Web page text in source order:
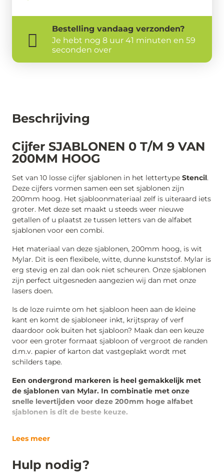
Beschrijving
Cijfer SJABLONEN 0 T/M 9 VAN
200MM HOOG
Set van 10 losse cijfer sjablonen in het lettertype Stencil.
Deze cijfers vormen samen een set sjablonen zijn
200mm hoog. Het sjabloonmateriaal zelf is uiteraard iets
groter. Met deze set maakt u steeds weer nieuwe
getallen of u plaatst ze tussen letters van de alfabet
sjablonen voor een combi.
Het materiaal van deze sjablonen, 200mm hoog, is wit
Mylar. Dit is een flexibele, witte, dunne kunststof. Mylar is
erg stevig en zal dan ook niet scheuren. Onze sjablonen
zijn perfect uitgesneden aangezien wij dan met onze
lasers doen.
Is de loze ruimte om het sjabloon heen aan de kleine
kant en komt de sjabloneer inkt, krijtspray of verf
daardoor ook buiten het sjabloon? Maak dan een keuze
voor een groter formaat sjabloon of vergroot de randen
d.m.v. papier of karton dat vastgeplakt wordt met
schilders tape.
Een ondergrond markeren is heel gemakkelijk met
de sjablonen van Mylar. In combinatie met onze
snelle levertijden voor deze 200mm hoge alfabet
sjablonen is dit de beste keuze.
Lees meer
Hulp nodig?
Bestelling vandaag verzonden?
Je hebt nog 8 uur 41 minuten en 58
seconden over